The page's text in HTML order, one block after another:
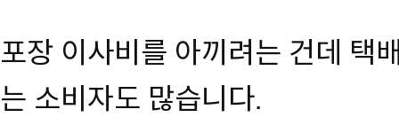
포장 이사비를 아끼려는 건데 택
는 소비자도 많습니다.